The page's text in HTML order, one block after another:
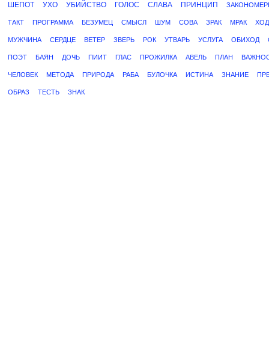
ШЕПОТ УХО УБИЙСТВО ГОЛОС СЛАВА ПРИНЦИП
ТАКТ ПРОГРАММА БЕЗУМЕЦ СМЫСЛ ШУМ СОВА ЗРАК МРАК ХОД
МУЖЧИНА СЕРДЦЕ ВЕТЕР ЗВЕРЬ РОК УТВАРЬ УСЛУГА ОБИХОД
ПОЭТ БАЯН ДОЧЬ ПИИТ ГЛАС ПРОЖИЛКА АВЕЛЬ ПЛАН
ЧЕЛОВЕК МЕТОДА ПРИРОДА РАБА БУЛОЧКА ИСТИНА ЗНАНИЕ
ОБРАЗ ТЕСТЬ ЗНАК